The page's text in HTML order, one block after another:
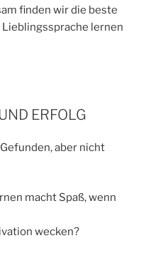
finden wir die beste
lernen
ERFOLG
aber nicht
macht Spaß, wenn
wecken?